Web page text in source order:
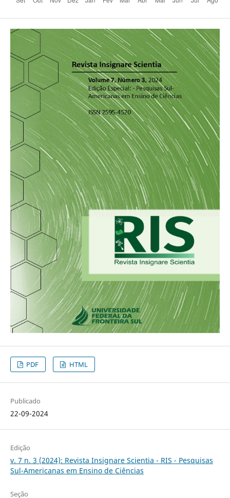
PDF HTML
Publicado
22-09-2024
Edição
v. 7 n. 3 (2024): Revista Insignare Scientia - RIS - Pesquisas
Sul-Americanas em Ensino de Ciências
Seção